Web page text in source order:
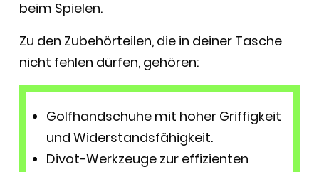
beim Spielen.
Zu den Zubehörteilen, die in deiner Tasche
nicht fehlen dürfen, gehören:
Golfhandschuhe mit hoher Griffigkeit
und Widerstandsfähigkeit.
Divot-Werkzeuge zur effizienten